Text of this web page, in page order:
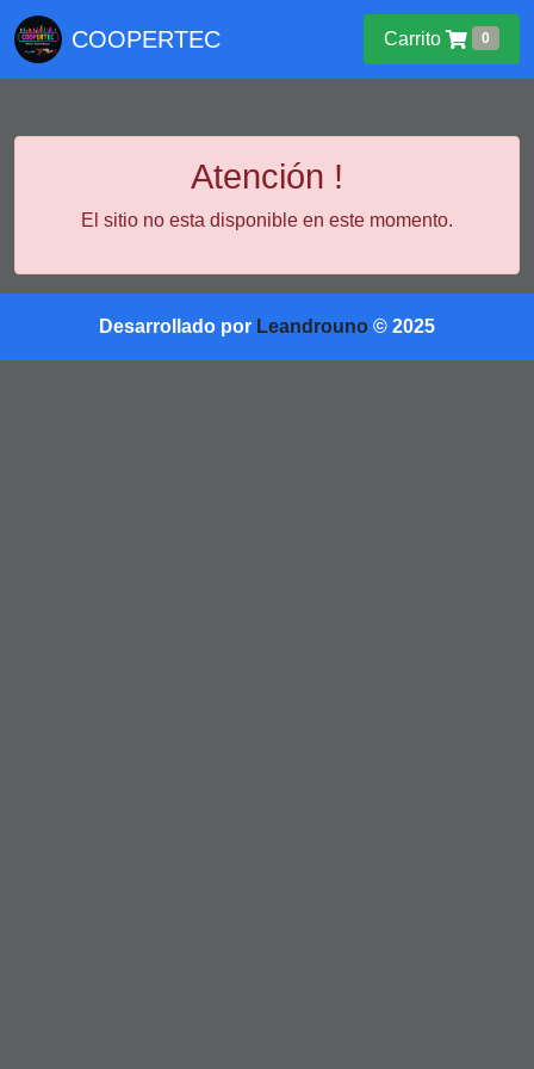
COOPERTEC Carrito 0
Atención !
El sitio no esta disponible en este momento.
Desarrollado por Leandrouno © 2025